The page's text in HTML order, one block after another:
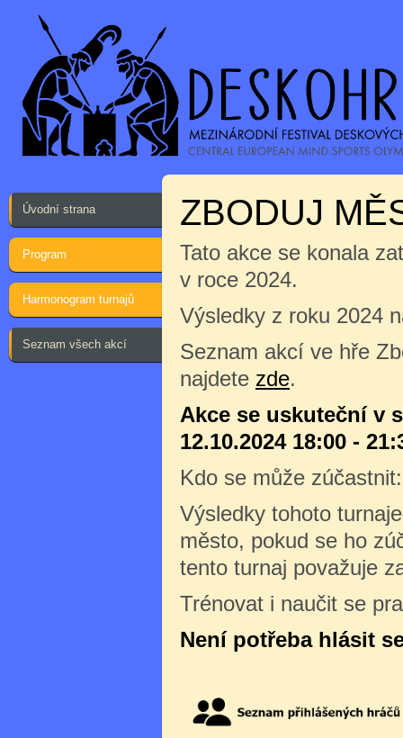
Úvodní strana
Program
Harmonogram turnajů
Seznam všech akcí
ZBODUJ
Tato akce se konala
v roce 2024.
Výsledky z roku 2024
Seznam akcí ve hře
najdete zde.
Akce se uskuteční v
12.10.2024 18:00 -
Kdo se může
Výsledky tohoto
město, pokud se ho
tento turnaj považuje
Trénovat i naučit se
Není potřeba hlásit